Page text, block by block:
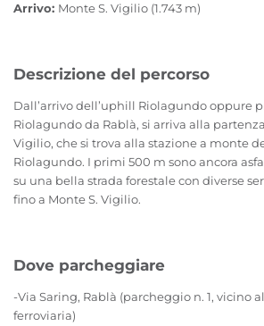
Arrivo: Monte S. Vigilio (1.743 m)
Descrizione del percorso
Dall’arrivo dell’uphill Riolagundo oppure
Riolagundo da Rablà, si arriva alla
Vigilio, che si trova alla stazione a monte
Riolagundo. I primi 500 m sono ancora
su una bella strada forestale con diverse
fino a Monte S. Vigilio.
Dove parcheggiare
-Via Saring, Rablà (parcheggio n. 1, vicino
ferroviaria)